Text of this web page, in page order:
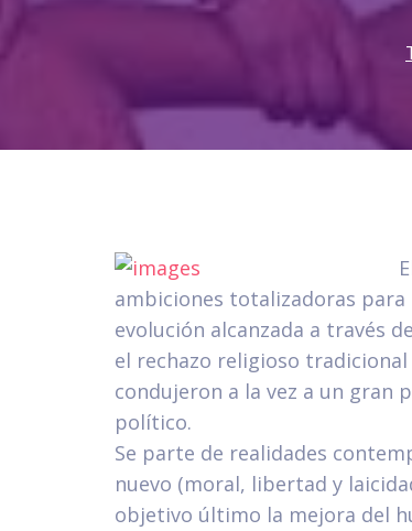
ambiciones totalizadoras
evolución alcanzada a través
el rechazo religioso
condujeron a la vez a un gran
político.
Se parte de realidades
nuevo (moral, libertad y
objetivo último la mejora del